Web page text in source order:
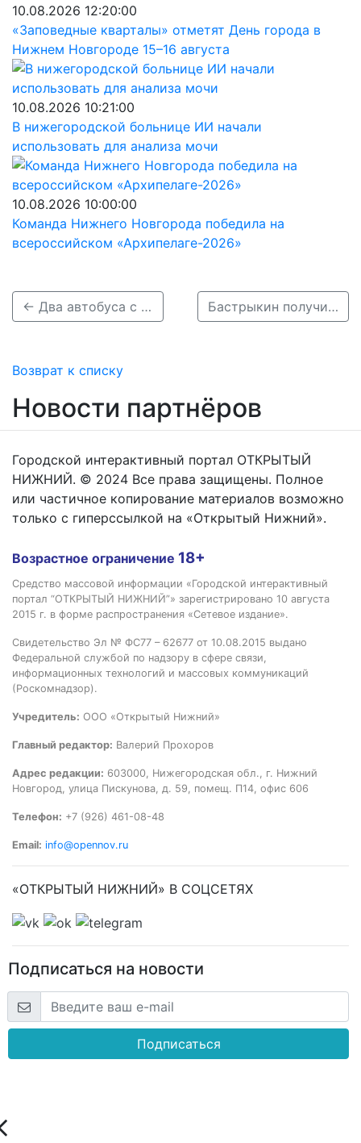
10.08.2026 12:20:00
«Заповедные кварталы» отметят День города в
Нижнем Новгороде 15–16 августа
10.08.2026 10:21:00
В нижегородской больнице ИИ начали
использовать для анализа мочи
10.08.2026 10:00:00
Команда Нижнего Новгорода победила на
всероссийском «Архипелаге-2026»
← Два автобуса с пассажирами столкнулись в Нижнем Новгороде Бастрыкин получил завести дело после ДТП с нижегородским автобусом →
Возврат к списку
Новости партнёров
Городской интерактивный портал ОТКРЫТЫЙ
НИЖНИЙ. © 2024 Все права защищены. Полное
или частичное копирование материалов возможно
только с гиперссылкой на «Открытый Нижний».
Возрастное ограничение 18+
Средство массовой информации «Городской интерактивный
портал “ОТКРЫТЫЙ НИЖНИЙ”» зарегистрировано 10 августа
2015 г. в форме распространения «Сетевое издание».
Свидетельство Эл № ФС77 – 62677 от 10.08.2015 выдано
Федеральной службой по надзору в сфере связи,
информационных технологий и массовых коммуникаций
(Роскомнадзор).
Учредитель: ООО «Открытый Нижний»
Главный редактор: Валерий Прохоров
Адрес редакции: 603000, Нижегородская обл., г. Нижний
Новгород, улица Пискунова, д. 59, помещ. П14, офис 606
Телефон: +7 (926) 461-08-48
Email: info@opennov.ru
«ОТКРЫТЫЙ НИЖНИЙ» В СОЦСЕТЯХ
Подписаться на новости
Подписаться